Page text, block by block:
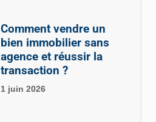
Comment vendre un
bien immobilier sans
agence et réussir la
transaction ?
1 juin 2026